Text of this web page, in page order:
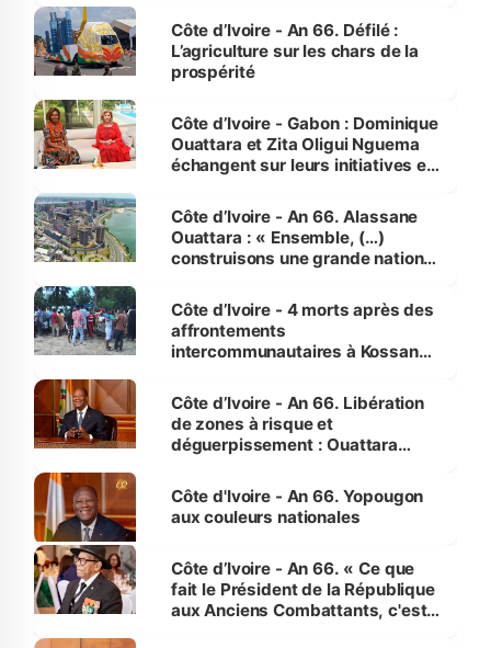
Côte d’Ivoire - An 66. Défilé :
L’agriculture sur les chars de la
prospérité
Côte d’Ivoire - Gabon : Dominique
Ouattara et Zita Oligui Nguema
échangent sur leurs initiatives en
enfants
Côte d’Ivoire - An 66. Alassane
Ouattara : « Ensemble, (…)
construisons une grande nation
générations futures »
Côte d’Ivoire - 4 morts après des
affrontements
intercommunautaires à Kossandji
milieu des sinistrés
Côte d’Ivoire - An 66. Libération
de zones à risque et
déguerpissement : Ouattara
l'Etat de droit pour préserver les
vies humaines »
Côte d'Ivoire - An 66. Yopougon
aux couleurs nationales
Côte d’Ivoire - An 66. « Ce que
fait le Président de la République
aux Anciens Combattants, c'est